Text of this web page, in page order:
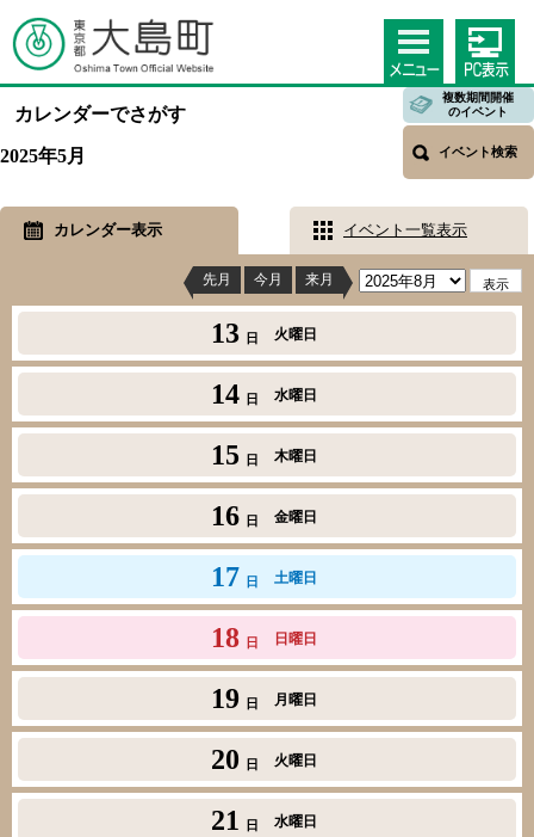
カレンダーでさがす
複数期間開催
のイベント
イベント検索
2025年5月
カレンダー表示 イベント一覧表示
先月 今月 来月
13 日 火曜日
14 日 水曜日
15 日 木曜日
16 日 金曜日
17 日 土曜日
18 日 日曜日
19 日 月曜日
20 日 火曜日
21 日 水曜日